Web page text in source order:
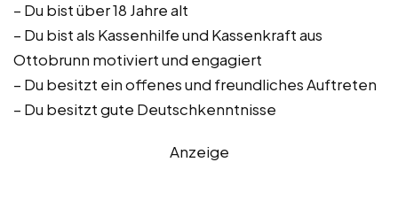
– Du bist über 18 Jahre alt
– Du bist als Kassenhilfe und Kassenkraft aus
Ottobrunn motiviert und engagiert
– Du besitzt ein offenes und freundliches Auftreten
– Du besitzt gute Deutschkenntnisse
Anzeige